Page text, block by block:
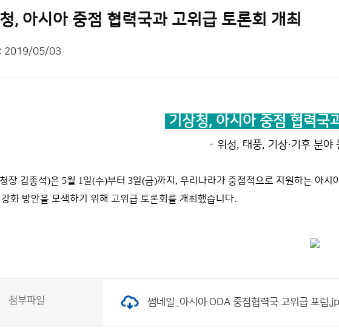
, 아시아 중점 협력국과 고위급 토론회 개최
: 2019/05/03
기상청, 아시아 중점 협력국
- 위성, 태풍, 기상·기후 분야
청장 김종석)은 5월 1 일(수)부터 3일(금)까지 , 우리나라가 중점적으로 지원하는 아시
화 방안을 모색하기 위해 고위급 토론회를 개최했습니다.
첨부파일 썸네일_아시아 ODA 중점협력국 고위급 포